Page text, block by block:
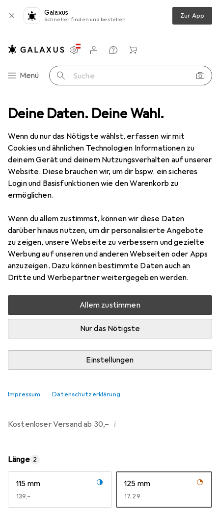
Deine Daten. Deine Wahl.
Wenn du nur das Nötigste wählst, erfassen wir mit
Cookies und ähnlichen Technologien Informationen zu
deinem Gerät und deinem Nutzungsverhalten auf unserer
Website. Diese brauchen wir, um dir bspw. ein sicheres
Login und Basisfunktionen wie den Warenkorb zu
ermöglichen.
Wenn du allem zustimmst, können wir diese Daten
darüber hinaus nutzen, um dir personalisierte Angebote
zu zeigen, unsere Webseite zu verbessern und gezielte
Werbung auf unseren und anderen Webseiten oder Apps
anzuzeigen. Dazu können bestimmte Daten auch an
Dritte und Werbepartner weitergegeben werden.
Allem zustimmen
Nur das Nötigste
Einstellungen
Impressum Datenschutzerklärung
Galaxus
Schneller finden und bestellen Zur App
Navigation nach Kategorien
Menü Suche
Einstellungen
Kundenkonto
Vergleichslisten
Merklisten
Warenkorb
Schleifmittel Pferd Schleifscheibe PFR125 A40 SGP-Curve L ALU
5 Bilder
PferdSchleifscheibe PFR125 A40 SGP-
Curve L ALU
40
Preis in EUR inkl. MwSt.
EUR
17,29
Bewertungen
Zwischen Mi, 2.9. und Di, 15.9. geliefert
Mehr als 10 Stück an Lager beim Lieferanten
Benachrichtigen, wenn schneller verfügbar
In den Warenkorb
Vergleichen
Kostenloser Versand ab 30,– i
Länge 2
115 mm
EUR
139,–
125 mm
EUR
17,29